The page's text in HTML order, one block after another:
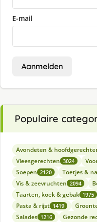
E-mail
Aanmelden
Populaire
Avondeten &
Vleesgerechten 3024
Soepen 2120 Toetjes &
Vis & zeevruchten 2094
Taarten, koek & gebak 1975
Pasta & rijst 1419
Salades 1216 Gezonde